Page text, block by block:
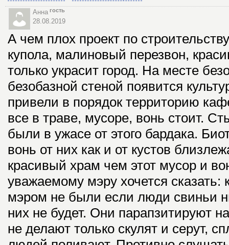
Анна гость
28.08.2019
А чем плох проект по
купола, малиновый перезвон,
только украсит город. На месте
безобазной стеной появится
привели в порядок территорию
все в траве, мусоре, вонь стоит.
были в ужасе от этого бардака.
вонь от них как и от кустов
красивый храм чем этот мусор и
уважаемому мэру хочется
мэром не были если люди свиньи
них не будет. Они парапзитируют
не делают только скулят и серут,